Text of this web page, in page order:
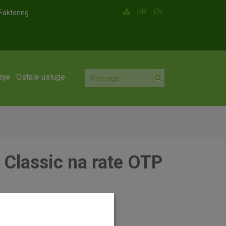
Faktoring HR EN
Ostale usluge
na rate OTP